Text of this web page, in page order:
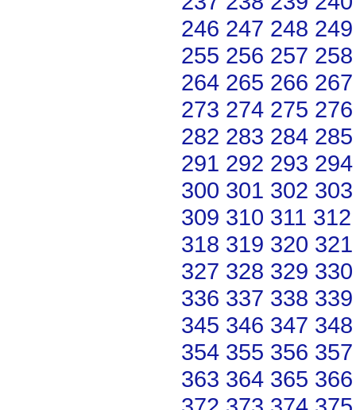
246 247 248 249
255 256 257 258
264 265 266 267
273 274 275 276
282 283 284 285
291 292 293 294
300 301 302 303
309 310 311 312
318 319 320 321
327 328 329 330
336 337 338 339
345 346 347 348
354 355 356 357
363 364 365 366